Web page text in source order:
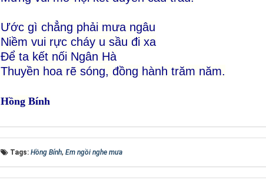
Ước gì chẳng phải mưa ngâu
Niềm vui rực cháy u sầu đi xa
Để ta kết nối Ngân Hà
Thuyền hoa rẽ sóng, đồng hành trăm năm.
Hồng Bính
Tags: Hồng Bính, Em ngồi nghe mưa